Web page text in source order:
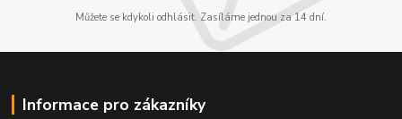
Můžete se kdykoli odhlásit. Zasíláme jednou za 14 dní.
Informace pro zákazníky